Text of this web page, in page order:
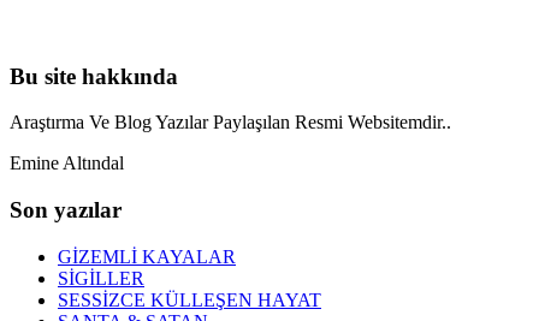
Bu site hakkında
Araştırma Ve Blog Yazılar Paylaşılan Resmi Websitemdir..
Emine Altındal
Son yazılar
GİZEMLİ KAYALAR
SİGİLLER
SESSİZCE KÜLLEŞEN HAYAT